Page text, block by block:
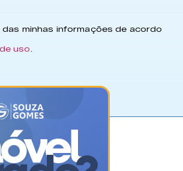
minhas informações de acordo
uso.